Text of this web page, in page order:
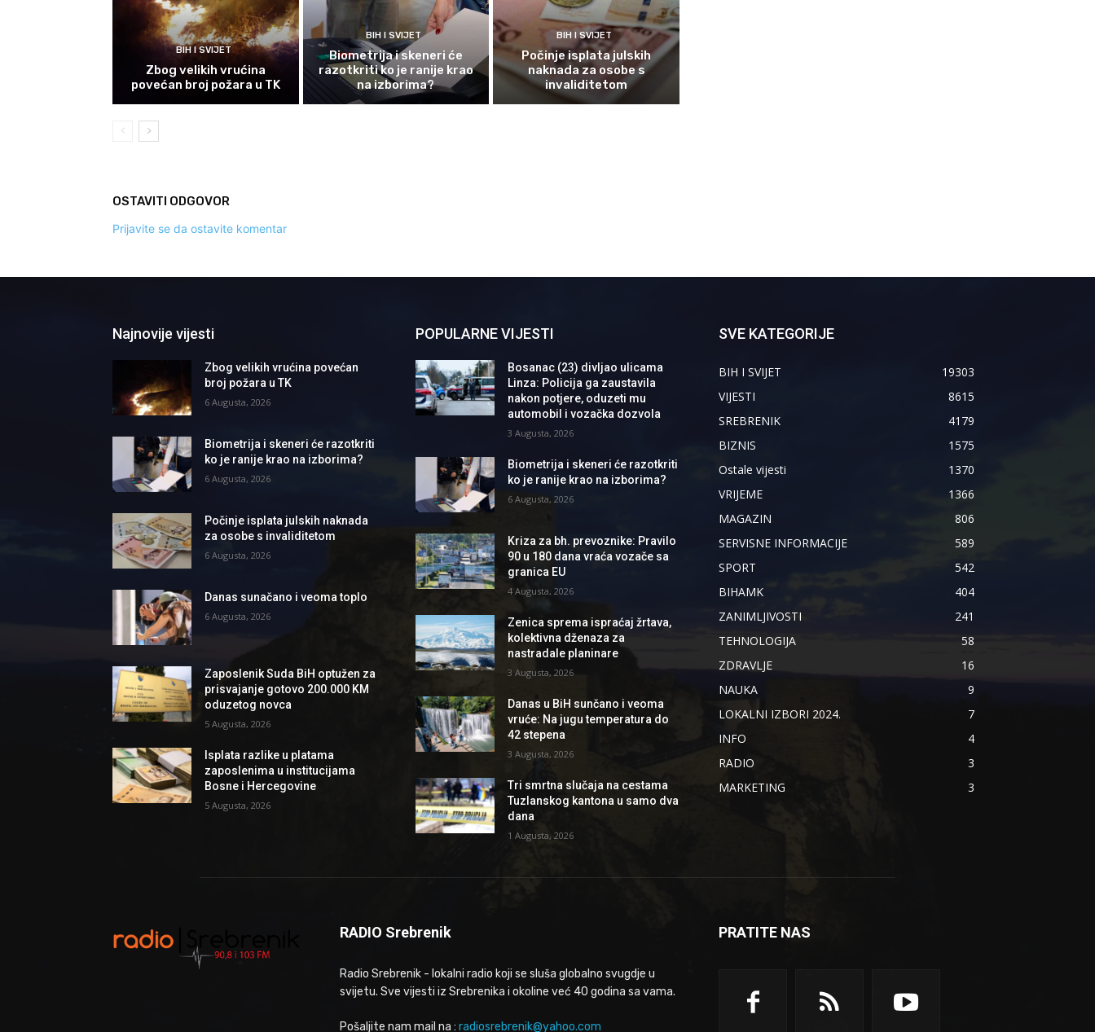
BIH I SVIJET
Zbog velikih vrućina
povećan broj požara u TK
BIH I SVIJET
Biometrija i skeneri će
razotkriti ko je ranije krao
na izborima?
BIH I SVIJET
Počinje isplata julskih
naknada za osobe s
invaliditetom
OSTAVITI ODGOVOR
Prijavite se da ostavite komentar
Najnovije vijesti
Zbog velikih vrućina povećan
broj požara u TK
6 Augusta, 2026
Biometrija i skeneri će razotkriti
ko je ranije krao na izborima?
6 Augusta, 2026
Počinje isplata julskih naknada
za osobe s invaliditetom
6 Augusta, 2026
Danas sunačano i veoma toplo
6 Augusta, 2026
Zaposlenik Suda BiH optužen za
prisvajanje gotovo 200.000 KM
oduzetog novca
5 Augusta, 2026
Isplata razlike u platama
zaposlenima u institucijama
Bosne i Hercegovine
5 Augusta, 2026
POPULARNE VIJESTI
Bosanac (23) divljao ulicama
Linza: Policija ga zaustavila
nakon potjere, oduzeti mu
automobil i vozačka dozvola
3 Augusta, 2026
Biometrija i skeneri će razotkriti
ko je ranije krao na izborima?
6 Augusta, 2026
Kriza za bh. prevoznike: Pravilo
90 u 180 dana vraća vozače sa
granica EU
4 Augusta, 2026
Zenica sprema ispraćaj žrtava,
kolektivna dženaza za
nastradale planinare
3 Augusta, 2026
Danas u BiH sunčano i veoma
vruće: Na jugu temperatura do
42 stepena
3 Augusta, 2026
Tri smrtna slučaja na cestama
Tuzlanskog kantona u samo dva
dana
1 Augusta, 2026
SVE KATEGORIJE
BIH I SVIJET
19303
VIJESTI
8615
SREBRENIK
4179
BIZNIS
1575
Ostale vijesti
1370
VRIJEME
1366
MAGAZIN
806
SERVISNE INFORMACIJE
589
SPORT
542
BIHAMK
404
ZANIMLJIVOSTI
241
TEHNOLOGIJA
58
ZDRAVLJE
16
NAUKA
9
LOKALNI IZBORI 2024.
7
INFO
4
RADIO
3
MARKETING
3
RADIO Srebrenik
Radio Srebrenik - lokalni radio koji se sluša globalno svugdje u
svijetu. Sve vijesti iz Srebrenika i okoline već 40 godina sa vama.
Pošaljite nam mail na : radiosrebrenik@yahoo.com
PRATITE NAS